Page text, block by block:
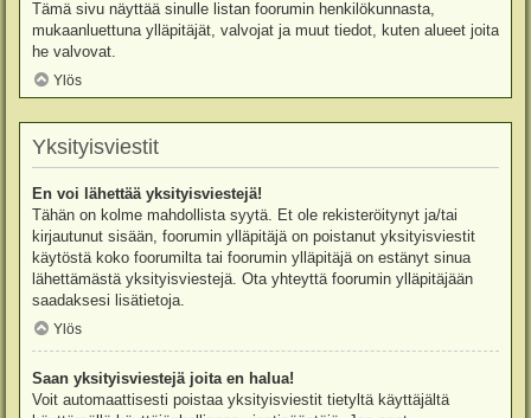
Tämä sivu näyttää sinulle listan foorumin henkilökunnasta,
mukaanluettuna ylläpitäjät, valvojat ja muut tiedot, kuten alueet joita
he valvovat.
Ylös
Yksityisviestit
En voi lähettää yksityisviestejä!
Tähän on kolme mahdollista syytä. Et ole rekisteröitynyt ja/tai
kirjautunut sisään, foorumin ylläpitäjä on poistanut yksityisviestit
käytöstä koko foorumilta tai foorumin ylläpitäjä on estänyt sinua
lähettämästä yksityisviestejä. Ota yhteyttä foorumin ylläpitäjään
saadaksesi lisätietoja.
Ylös
Saan yksityisviestejä joita en halua!
Voit automaattisesti poistaa yksityisviestit tietyltä käyttäjältä